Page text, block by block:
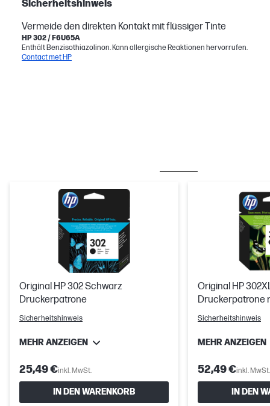
Sicherheitshinweis
Vermeide den direkten Kontakt mit flüssiger Tinte
HP 302 / F6U65A
Enthält Benzisothiazolinon. Kann allergische Reaktionen hervorrufen.
Contact met HP
Original HP 302 Schwarz
Druckerpatrone
Sicherheitshinweis
MEHR ANZEIGEN
25,49 €inkl. MwSt.
IN DEN WARENKORB
Original HP
Druckerpatrone
Reichweite
Sicherheitshinweis
MEHR ANZEIGEN
52,49 €inkl. MwSt.
IN DEN